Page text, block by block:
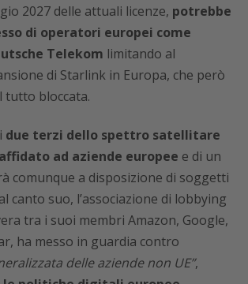
2027 delle attuali licenze, potrebbe
di operatori europei come
Telekom limitando al
di Starlink in Europa, che però
tutto bloccata.
due terzi dello spettro satellitare
ad aziende europee e di un
comunque a disposizione di soggetti
canto suo, l’associazione di lobbying
tra i suoi membri Amazon, Google,
ha messo in guardia contro
delle aziende non UE”,